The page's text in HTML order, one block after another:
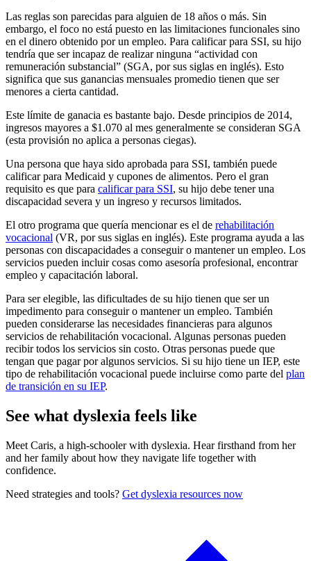
Las reglas son parecidas para alguien de 18 años o más. Sin
embargo, el foco no está puesto en las limitaciones funcionales sino
en el dinero obtenido por un empleo. Para calificar para SSI, su hijo
tendría que ser incapaz de realizar ninguna “actividad con
remuneración substancial” (SGA, por sus siglas en inglés). Esto
significa que sus ganancias mensuales promedio tienen que ser
menores a cierta cantidad.
Este límite de ganacia es bastante bajo. Desde principios de 2014,
ingresos mayores a $1.070 al mes generalmente se consideran SGA
(esta provisión no aplica a personas ciegas).
Una persona que haya sido aprobada para SSI, también puede
calificar para Medicaid y cupones de alimentos. Pero el gran
requisito es que para calificar para SSI, su hijo debe tener una
discapacidad severa y un ingreso y recursos limitados.
El otro programa que quería mencionar es el de rehabilitación
vocacional (VR, por sus siglas en inglés). Este programa ayuda a las
personas con discapacidades a conseguir o mantener un empleo. Los
servicios pueden incluir cosas como asesoría profesional, encontrar
empleo y capacitación laboral.
Para ser elegible, las dificultades de su hijo tienen que ser un
impedimento para conseguir o mantener un empleo. También
pueden considerarse las necesidades financieras para algunos
servicios de rehabilitación vocacional. Algunas personas pueden
recibir todos los servicios sin costo. Otras personas puede que
tengan que pagar por algunos servicios. Si su hijo tiene un IEP, este
tipo de rehabilitación vocacional puede incluirse como parte del plan
de transición en su IEP.
See what dyslexia feels like
Meet Caris, a high-schooler with dyslexia. Hear firsthand from her
and her family about how they navigate life together with
confidence.
Need strategies and tools? Get dyslexia resources now